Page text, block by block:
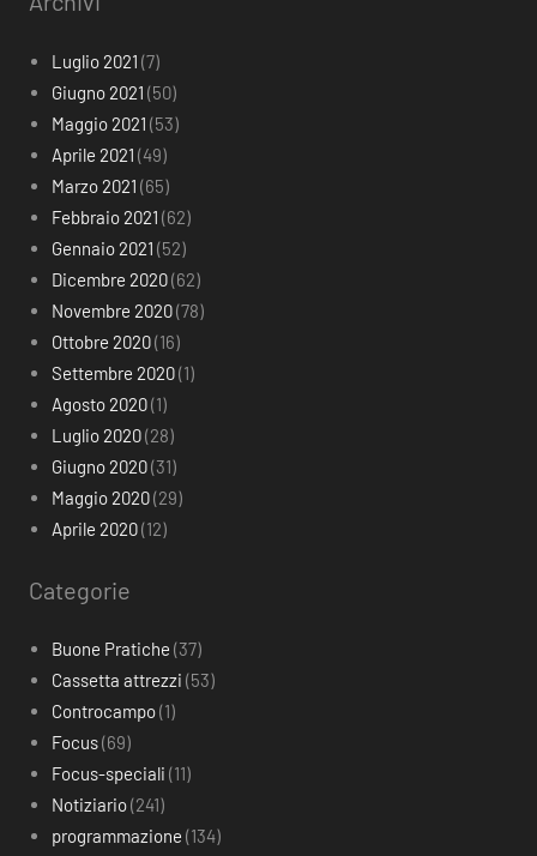
Luglio 2021 (7)
Giugno 2021 (50)
Maggio 2021 (53)
Aprile 2021 (49)
Marzo 2021 (65)
Febbraio 2021 (62)
Gennaio 2021 (52)
Dicembre 2020(62)
Novembre 2020(78)
Ottobre 2020(16)
Settembre 2020(1)
Agosto 2020(1)
Luglio 2020(28)
Giugno 2020(31)
Maggio 2020(29)
Aprile 2020(12)
Categorie
Buone Pratiche (37)
Cassetta attrezzi (53)
Controcampo(1)
Focus(69)
Focus-speciali (11)
Notiziario(241)
programmazione (134)